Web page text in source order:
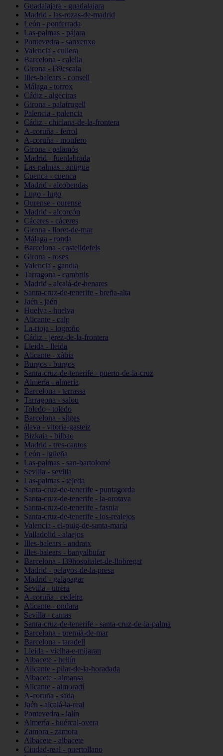
Guadalajara - guadalajara
Madrid - las-rozas-de-madrid
León - ponferrada
Las-palmas - pájara
Pontevedra - sanxenxo
Valencia - cullera
Barcelona - calella
Girona - l39escala
Illes-balears - consell
Málaga - torrox
Cádiz - algeciras
Girona - palafrugell
Palencia - palencia
Cádiz - chiclana-de-la-frontera
A-coruña - ferrol
A-coruña - monfero
Girona - palamós
Madrid - fuenlabrada
Las-palmas - antigua
Cuenca - cuenca
Madrid - alcobendas
Lugo - lugo
Ourense - ourense
Madrid - alcorcón
Cáceres - cáceres
Girona - lloret-de-mar
Málaga - ronda
Barcelona - castelldefels
Girona - roses
Valencia - gandia
Tarragona - cambrils
Madrid - alcalá-de-henares
Santa-cruz-de-tenerife - breña-alta
Jaén - jaén
Huelva - huelva
Alicante - calp
La-rioja - logroño
Cádiz - jerez-de-la-frontera
Lleida - lleida
Alicante - xàbia
Burgos - burgos
Santa-cruz-de-tenerife - puerto-de-la-cruz
Almería - almería
Barcelona - terrassa
Tarragona - salou
Toledo - toledo
Barcelona - sitges
álava - vitoria-gasteiz
Bizkaia - bilbao
Madrid - tres-cantos
León - igüeña
Las-palmas - san-bartolomé
Sevilla - sevilla
Las-palmas - tejeda
Santa-cruz-de-tenerife - puntagorda
Santa-cruz-de-tenerife - la-orotava
Santa-cruz-de-tenerife - fasnia
Santa-cruz-de-tenerife - los-realejos
Valencia - el-puig-de-santa-maría
Valladolid - alaejos
Illes-balears - andratx
Illes-balears - banyalbufar
Barcelona - l39hospitalet-de-llobregat
Madrid - pelayos-de-la-presa
Madrid - galapagar
Sevilla - utrera
A-coruña - cedeira
Alicante - ondara
Sevilla - camas
Santa-cruz-de-tenerife - santa-cruz-de-la-palma
Barcelona - premià-de-mar
Barcelona - taradell
Lleida - vielha-e-mijaran
Albacete - hellín
Alicante - pilar-de-la-horadada
Albacete - almansa
Alicante - almoradí
A-coruña - sada
Jaén - alcalá-la-real
Pontevedra - lalín
Almería - huércal-overa
Zamora - zamora
Albacete - albacete
Ciudad-real - puertollano